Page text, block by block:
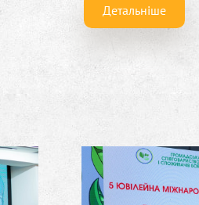
Детальніше